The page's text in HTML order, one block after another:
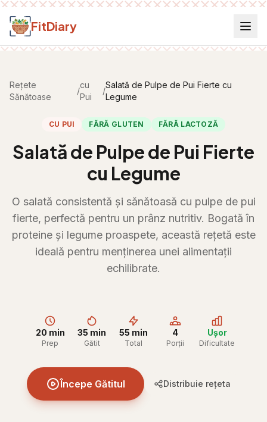
Salt la conținut
FitDiary
Rețete
Sănătoase
/
cu
Pui
/
Salată de Pulpe de Pui Fierte cu
Legume
CU PUI FĂRĂ GLUTEN FĂRĂ LACTOZĂ
Salată de Pulpe de Pui Fierte
cu Legume
O salată consistentă și sănătoasă cu pulpe de pui
fierte, perfectă pentru un prânz nutritiv. Bogată în
proteine și legume proaspete, această rețetă este
ideală pentru menținerea unei alimentații
echilibrate.
20 min
Prep
35 min
Gătit
55 min
Total
4
Porții
Ușor
Dificultate
Începe Gătitul Distribuie rețeta